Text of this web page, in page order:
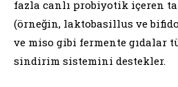
fazla canlı probiyotik içeren
(örneğin, laktobasillus ve
ve miso gibi fermente gıdalar
sindirim sistemini destekler.